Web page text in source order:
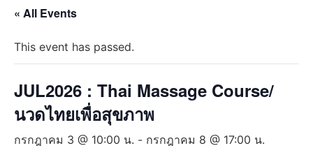
« All Events
This event has passed.
JUL2026 : Thai Massage Course/
นวดไทยเพื่อสุขภาพ
กรกฎาคม 3 @ 10:00 น. - กรกฎาคม 8 @ 17:00 น.